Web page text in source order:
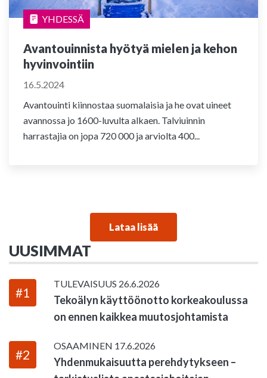
YHDESSÄ
Avantouinnista hyötyä mielen ja kehon
hyvinvointiin
16.5.2024
Avantouinti kiinnostaa suomalaisia ja he ovat uineet
avannossa jo 1600-luvulta alkaen. Talviuinnin
harrastajia on jopa 720 000 ja arviolta 400...
Lataa lisää
UUSIMMAT
#1
TULEVAISUUS 26.6.2026
Tekoälyn käyttöönotto korkeakoulussa
on ennen kaikkea muutosjohtamista
#2
OSAAMINEN 17.6.2026
Yhdenmukaisuutta perehdytykseen –